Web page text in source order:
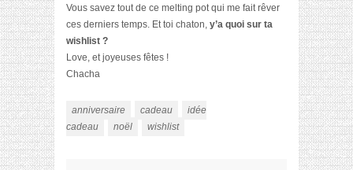
Vous savez tout de ce melting pot qui me fait rêver
ces derniers temps. Et toi chaton, y’a quoi sur ta
wishlist ?
Love, et joyeuses fêtes !
Chacha
anniversaire cadeau
idée
cadeau
noël wishlist